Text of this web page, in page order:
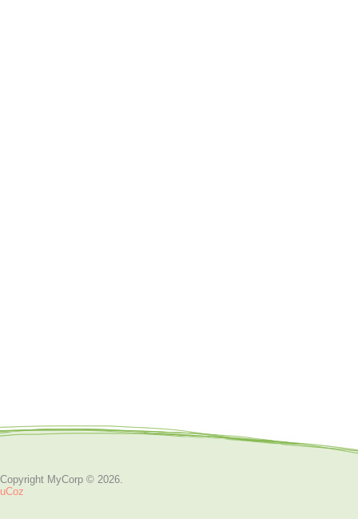
Copyright MyCorp © 2026.
uCoz